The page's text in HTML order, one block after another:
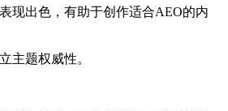
出色，有助于创作适合AEO的内
题权威性。